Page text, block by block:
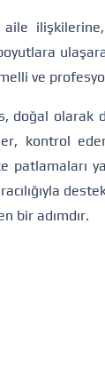
aile
ve
doğal olarak
kontrol
patlamaları
bir adımdır.